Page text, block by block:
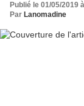
Publié le 01/05/2019
Par Lanomadine